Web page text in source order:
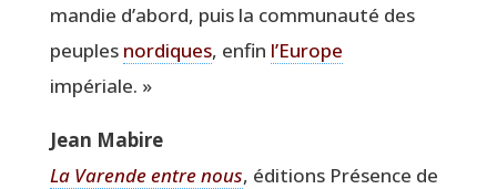
man­die d’abord, puis la com­mu­nau­té des
peuples nor­diques, enfin l’Europe
impériale. »
Jean Mabire
La Varende entre nous, édi­tions Pré­sence de